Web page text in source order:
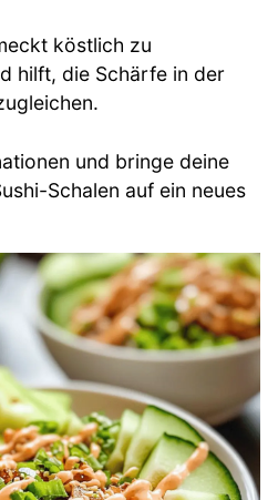
köstlich zu
hilft, die Schärfe in der
und bringe deine
Schalen auf ein neues